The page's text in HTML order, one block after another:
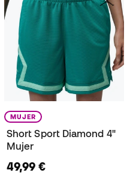
MUJER
Short Sport Diamond 4"
Mujer
49,99 €